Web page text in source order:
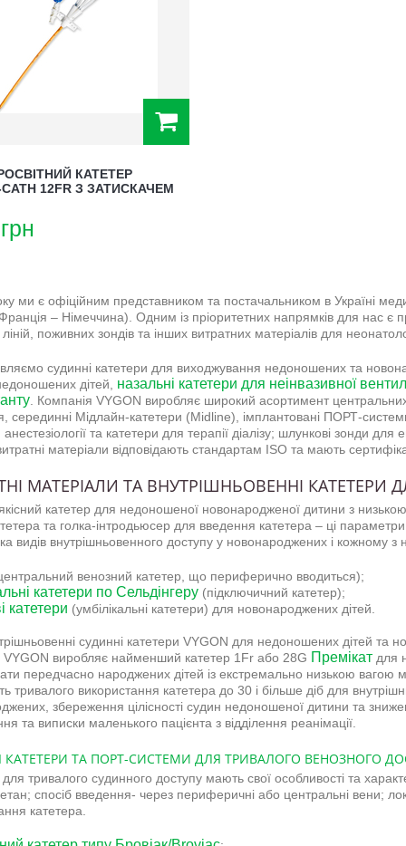
КАТЕТЕР
CATH 12FR З ЗАТИСКАЧЕМ
ми є офіційним представником та постачальником в Україні
– Німеччина). Одним із пріоритетних напрямків для нас є
поживних зондів та інших витратних матеріалів для
судинні катетери для виходжування недоношених та
дітей, назальні катетери для неінвазивної
. Компанія VYGON виробляє широкий асортимент
серединні Мідлайн-катетери (Midline), імплантовані ПОРТ-
анестезіології та катетери для терапії діалізу; шлункові зонди
матеріали відповідають стандартам ISO та мають
МАТЕРІАЛИ ТА ВНУТРІШНЬОВЕННІ КАТЕТЕРИ
катетер для недоношеної новонародженої дитини з
та голка-інтродьюсер для введення катетера – ці
видів внутрішньовенного доступу у новонароджених і кожному
венозний катетер, що периферично вводиться);
катетери по Сельдінгеру (підключичний катетер);
катетери (умбілікальні катетери) для новонароджених дітей.
судинні катетери VYGON для недоношених дітей та
VYGON виробляє найменший катетер 1Fr або 28G Премікат для
передчасно народжених дітей із екстремально низькою
тривалого використання катетера до 30 і більше діб для
збереження цілісності судин недоношеної дитини та
та виписки маленького пацієнта з відділення реанімації.
КАТЕТЕРИ ТА ПОРТ-СИСТЕМИ ДЛЯ ТРИВАЛОГО ВЕНОЗНОГО
тривалого судинного доступу мають свої особливості та
спосіб введення- через периферичні або центральні вени;
катетера.